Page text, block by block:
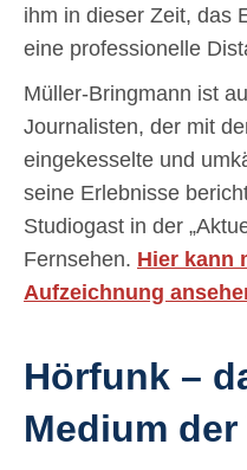
ihm in dieser Zeit, das
eine professionelle
Müller-Bringmann ist
Journalisten, der mit
eingekesselte und
seine Erlebnisse
Studiogast in der
Fernsehen. Hier kann
Aufzeichnung
Hörfunk –
Medium der